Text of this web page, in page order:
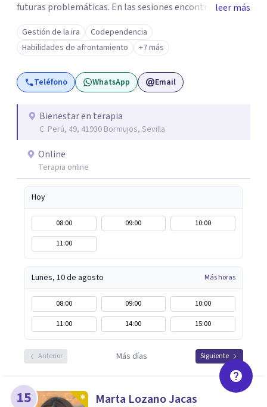
futuras problemáticas. En las sesiones encontrarás un
lugar donde abrirte y expresarte sin juicios, donde
explorar tus emociones, conocerte, solucionar tus
heridas y trabajar en tu crecimiento. personal
leer más
Gestión de la ira
Codependencia
Habilidades de afrontamiento
+7 más
Teléfono WhatsApp Email
Bienestar en terapia
C. Perú, 49, 41930 Bormujos, Sevilla
Online
Terapia online
Hoy
08:00 09:00
10:00
11:00
Lunes, 10 de agosto Más horas
08:00 09:00
10:00
11:00
14:00 15:00
Anterior Más días Siguiente
15 Marta Lozano Jacas